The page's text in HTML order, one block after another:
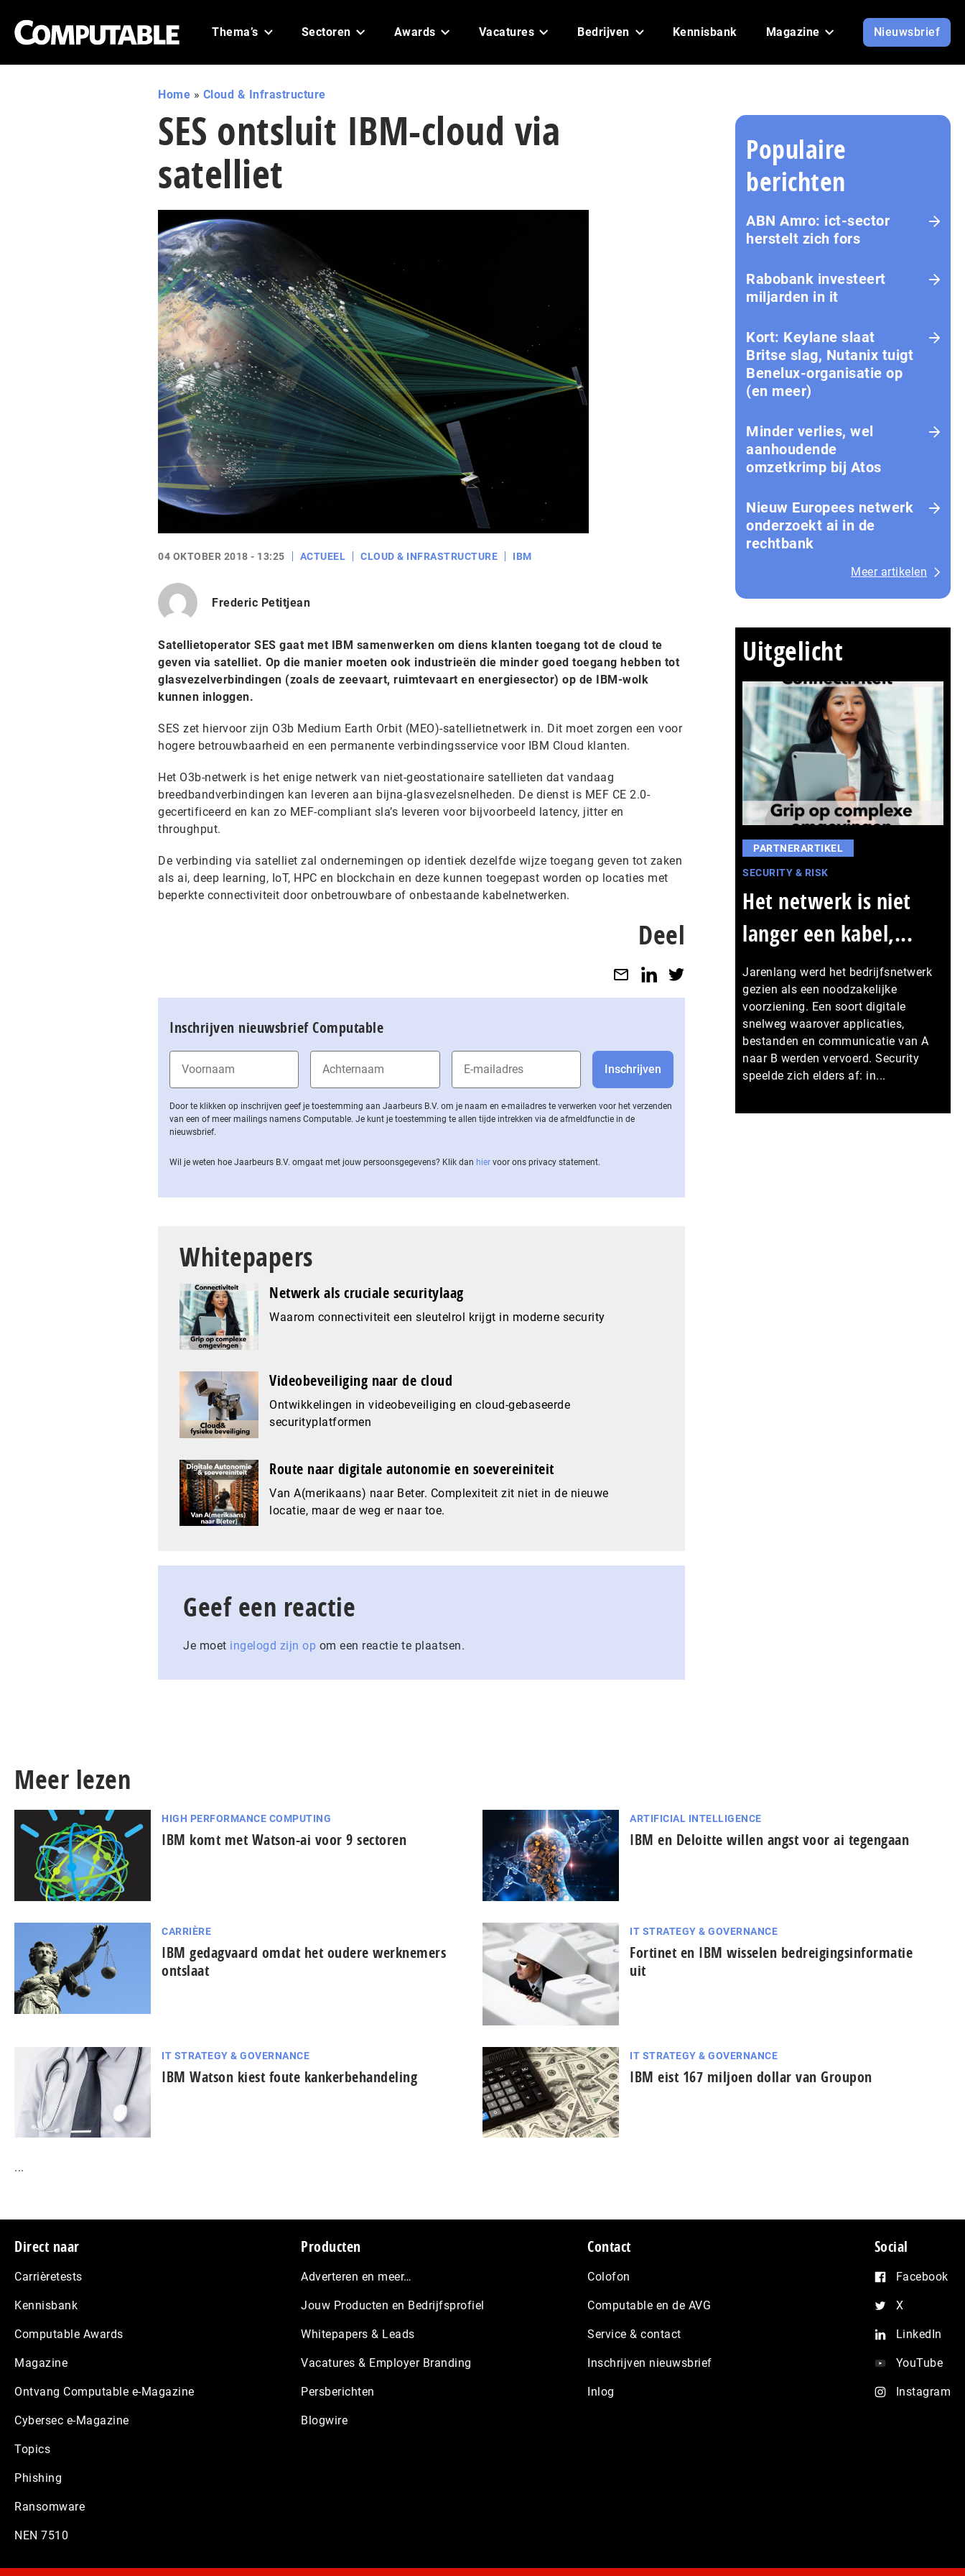
Thema’s Sectoren Awards Vacatures Bedrijven Kennisbank Magazine Nieuwsbrief
Home » Cloud & Infrastructure
SES ontsluit IBM-cloud via
satelliet
04 OKTOBER 2018 - 13:25 ACTUEEL CLOUD & INFRASTRUCTURE IBM
Frederic Petitjean
Satellietoperator SES gaat met IBM samenwerken om diens klanten toegang tot de cloud te
geven via satelliet. Op die manier moeten ook industrieën die minder goed toegang hebben tot
glasvezelverbindingen (zoals de zeevaart, ruimtevaart en energiesector) op de IBM-wolk
kunnen inloggen.
SES zet hiervoor zijn O3b Medium Earth Orbit (MEO)-satellietnetwerk in. Dit moet zorgen een voor
hogere betrouwbaarheid en een permanente verbindingsservice voor IBM Cloud klanten.
Het O3b-netwerk is het enige netwerk van niet-geostationaire satellieten dat vandaag
breedbandverbindingen kan leveren aan bijna-glasvezelsnelheden. De dienst is MEF CE 2.0-
gecertificeerd en kan zo MEF-compliant sla’s leveren voor bijvoorbeeld latency, jitter en
throughput.
De verbinding via satelliet zal ondernemingen op identiek dezelfde wijze toegang geven tot zaken
als ai, deep learning, IoT, HPC en blockchain en deze kunnen toegepast worden op locaties met
beperkte connectiviteit door onbetrouwbare of onbestaande kabelnetwerken.
Deel
Inschrijven nieuwsbrief Computable
Door te klikken op inschrijven geef je toestemming aan Jaarbeurs B.V. om je naam en e-mailadres te verwerken voor het verzenden
van een of meer mailings namens Computable. Je kunt je toestemming te allen tijde intrekken via de af­meld­func­tie in de
nieuwsbrief.
Wil je weten hoe Jaarbeurs B.V. omgaat met jouw per­soons­ge­ge­vens? Klik dan hier voor ons privacy statement.
Whitepapers
Netwerk als cruciale securitylaag
Waarom connectiviteit een sleutelrol krijgt in moderne security
Videobeveiliging naar de cloud
Ontwikkelingen in videobeveiliging en cloud-gebaseerde
securityplatformen
Route naar digitale autonomie en soevereiniteit
Van A(merikaans) naar Beter. Complexiteit zit niet in de nieuwe
locatie, maar de weg er naar toe.
Geef een reactie
Je moet ingelogd zijn op om een reactie te plaatsen.
Populaire
berichten
ABN Amro: ict-sector
herstelt zich fors
Rabobank investeert
miljarden in it
Kort: Keylane slaat
Britse slag, Nutanix tuigt
Benelux-organisatie op
(en meer)
Minder verlies, wel
aanhoudende
omzetkrimp bij Atos
Nieuw Europees netwerk
onderzoekt ai in de
rechtbank
Meer artikelen
Uitgelicht
PARTNERARTIKEL
SECURITY & RISK
Het netwerk is niet
langer een kabel,...
Jarenlang werd het bedrijfsnetwerk
gezien als een noodzakelijke
voorziening. Een soort digitale
snelweg waarover applicaties,
bestanden en communicatie van A
naar B werden vervoerd. Security
speelde zich elders af: in...
Meer lezen
HIGH PERFORMANCE COMPUTING
IBM komt met Watson-ai voor 9 sectoren
ARTIFICIAL INTELLIGENCE
IBM en Deloitte willen angst voor ai tegengaan
CARRIÈRE
IBM gedagvaard omdat het oudere werknemers
ontslaat
IT STRATEGY & GOVERNANCE
Fortinet en IBM wisselen bedreigingsinformatie
uit
IT STRATEGY & GOVERNANCE
IBM Watson kiest foute kankerbehandeling
IT STRATEGY & GOVERNANCE
IBM eist 167 miljoen dollar van Groupon
...
Footer
Direct naar
Carrièretests
Kennisbank
Computable Awards
Magazine
Ontvang Computable e-Magazine
Cybersec e-Magazine
Topics
Phishing
Ransomware
NEN 7510
Producten
Adverteren en meer…
Jouw Producten en Bedrijfsprofiel
Whitepapers & Leads
Vacatures & Employer Branding
Persberichten
Blogwire
Contact
Colofon
Computable en de AVG
Service & contact
Inschrijven nieuwsbrief
Inlog
Social
Facebook
X
LinkedIn
YouTube
Instagram